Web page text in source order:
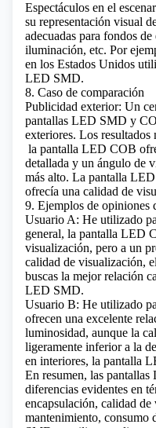
Espectáculos en el
su representación visual
adecuadas para fondos
iluminación, etc. Por
en los Estados Unidos
LED SMD.
8. Caso de comparación
Publicidad exterior: Un
pantallas LED SMD y
exteriores. Los resultados
la pantalla LED COB
detallada y un ángulo de
más alto. La pantalla
ofrecía una calidad de
9. Ejemplos de opiniones
Usuario A: He utilizado
general, la pantalla LED
visualización, pero a un
calidad de visualización,
buscas la mejor relación
LED SMD.
Usuario B: He utilizado
ofrecen una excelente
luminosidad, aunque la
ligeramente inferior a la
en interiores, la pantalla
En resumen, las
diferencias evidentes en
encapsulación, calidad
mantenimiento, consumo